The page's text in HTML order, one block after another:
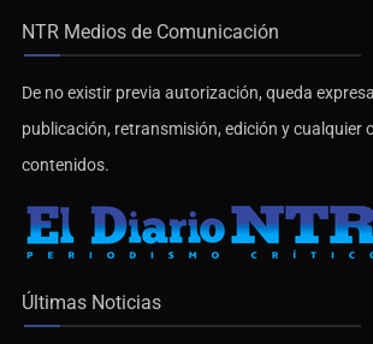
NTR Medios de Comunicación
De no existir previa autorización, queda
publicación, retransmisión, edición y cualquier
contenidos.
Últimas Noticias